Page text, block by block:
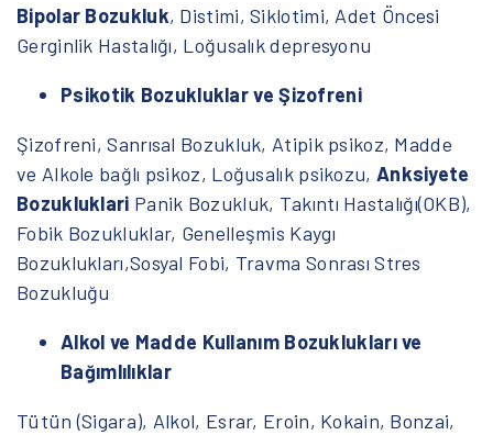
Bipolar Bozukluk, Distimi, Siklotimi, Adet Öncesi
Gerginlik Hastalığı, Loğusalık depresyonu
Psikotik Bozukluklar ve Şizofreni
Şizofreni, Sanrısal Bozukluk, Atipik psikoz, Madde
ve Alkole bağlı psikoz, Loğusalık psikozu, Anksiyete
Bozukluklari Panik Bozukluk, Takıntı Hastalığı(OKB),
Fobik Bozukluklar, Genelleşmis Kaygı
Bozuklukları,Sosyal Fobi, Travma Sonrası Stres
Bozukluğu
Alkol ve Madde Kullanım Bozuklukları ve
Bağımlılıklar
Tütün (Sigara), Alkol, Esrar, Eroin, Kokain, Bonzai,